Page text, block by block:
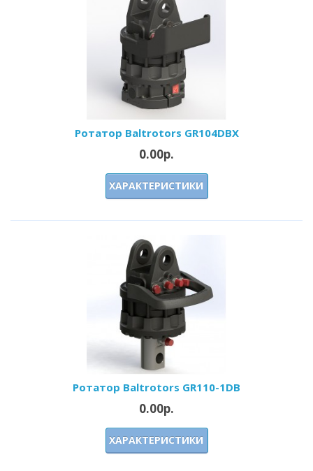
Ротатор Baltrotors GR104DBX
0.00р.
ХАРАКТЕРИСТИКИ
Ротатор Baltrotors GR110-1DB
0.00р.
ХАРАКТЕРИСТИКИ